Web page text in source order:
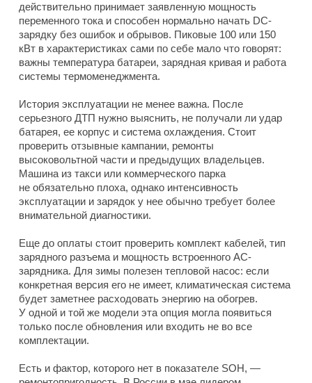
действительно принимает заявленную мощность
переменного тока и способен нормально начать DC-
зарядку без ошибок и обрывов. Пиковые 100 или 150
кВт в характеристиках сами по себе мало что говорят:
важны температура батареи, зарядная кривая и работа
системы термоменеджмента.
История эксплуатации не менее важна. После
серьезного ДТП нужно выяснить, не получали ли удар
батарея, ее корпус и система охлаждения. Стоит
проверить отзывные кампании, ремонты
высоковольтной части и предыдущих владельцев.
Машина из такси или коммерческого парка
не обязательно плоха, однако интенсивность
эксплуатации и зарядок у нее обычно требует более
внимательной диагностики.
Еще до оплаты стоит проверить комплект кабелей, тип
зарядного разъема и мощность встроенного AC-
зарядника. Для зимы полезен тепловой насос: если
конкретная версия его не имеет, климатическая система
будет заметнее расходовать энергию на обогрев.
У одной и той же модели эта опция могла появиться
только после обновления или входить не во все
комплектации.
Есть и фактор, которого нет в показателе SOH, —